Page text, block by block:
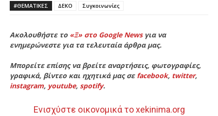
#ΘΕΜΑΤΙΚΈΣ ΔΕΚΟ Συγκοινωνίες
Ακολουθήστε το «Ξ» στο Google Newsγια να
ενημερώνεστε για τα τελευταία άρθρα μας.
Μπορείτε επίσης να βρείτε αναρτήσεις, φωτογραφίες,
γραφικά, βίντεο και ηχητικά μας σε facebook, twitter,
instagram, youtube, spotify.
Ενισχύστε οικονομικά το xekinima.org